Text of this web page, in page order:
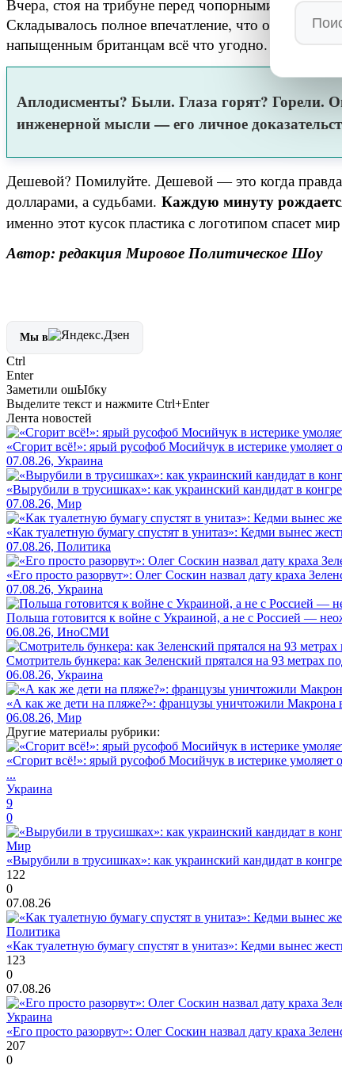
Вчера, стоя на трибуне перед чопорными
Складывалось полное впечатление, что он с кем-
напыщенным британцам всё что угодно. Хоть
Аплодисменты? Были. Глаза горят? Горели.
инженерной мысли — его личное
Дешевой? Помилуйте. Дешевой — это когда правда
долларами, а судьбами. Каждую минуту
именно этот кусок пластика с логотипом спасет
Автор: редакция Мировое Политическое Шоу
Мы в
Ctrl
Enter
Заметили ошЫбку
Выделите текст и нажмите Ctrl+Enter
Лента новостей
«Сгорит всё!»: ярый русофоб Мосийчук в истерике умоляет
07.08.26, Украина
«Вырубили в трусишках»: как украинский кандидат в
07.08.26, Мир
«Как туалетную бумагу спустят в унитаз»: Кедми вынес
07.08.26, Политика
«Его просто разорвут»: Олег Соскин назвал дату краха
07.08.26, Украина
Польша готовится к войне с Украиной, а не с Россией —
06.08.26, ИноСМИ
Смотритель бункера: как Зеленский прятался на 93 метрах
06.08.26, Украина
«А как же дети на пляже?»: французы уничтожили Макрона
06.08.26, Мир
Другие материалы рубрики:
«Сгорит всё!»: ярый русофоб Мосийчук в истерике умоляет
...
Украина
9
0
Мир
«Вырубили в трусишках»: как украинский кандидат в
122
0
07.08.26
Политика
«Как туалетную бумагу спустят в унитаз»: Кедми вынес
123
0
07.08.26
Украина
«Его просто разорвут»: Олег Соскин назвал дату краха
207
0